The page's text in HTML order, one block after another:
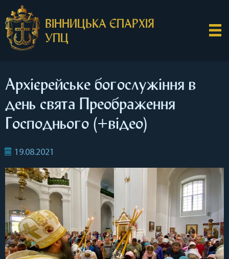
ВІННИЦЬКА ЄПАРХІЯ
УПЦ
Архієрейське богослужіння в
день свята Преображення
Господнього (+відео)
19.08.2021